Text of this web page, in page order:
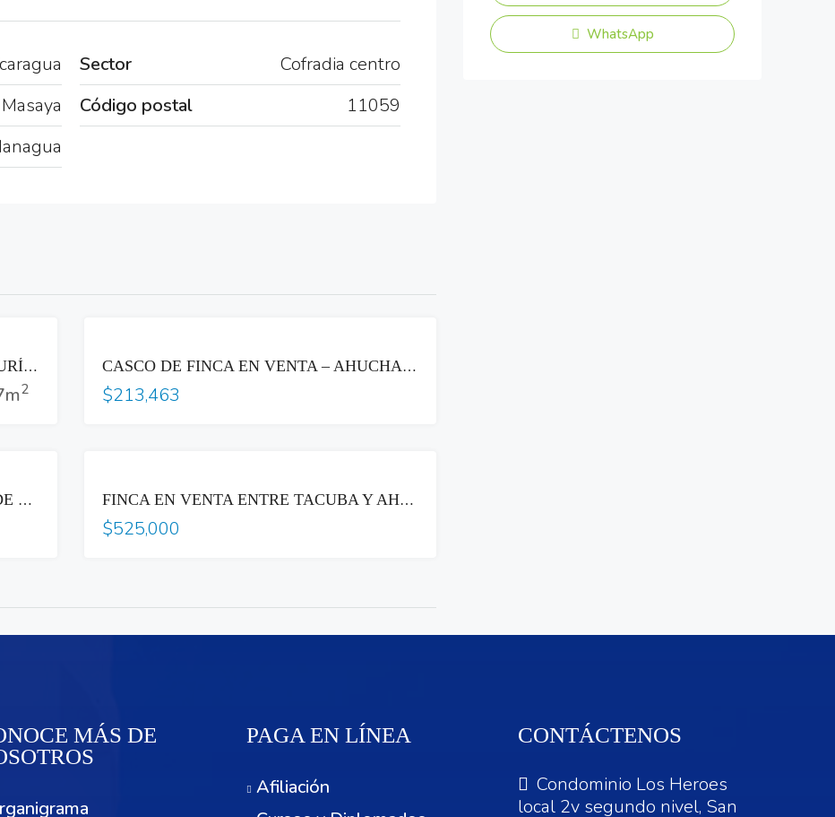
Masaya
Sector
Cofradia centro
Código postal
11059
FINCA CAFETALERA Y PROYECTO TURÍSTICO EN VENTA EN LOS NARANJOS, JUAYÚA, SONSONATE-S2726RC
2
CASCO DE FINCA EN VENTA – AHUCHAPÁN
$213,463
FINCA EN VENTA EN CANDELARIA DE LA FRONTERA FINCA EN VENTA ENTRE TACUBA Y AHUACHAPÁN ☕
$525,000
WhatsApp
MÁS DE
PAGA EN LÍNEA
Afiliación
CONTÁCTENOS
Condominio Los Heroes
local 2v segundo nivel, San